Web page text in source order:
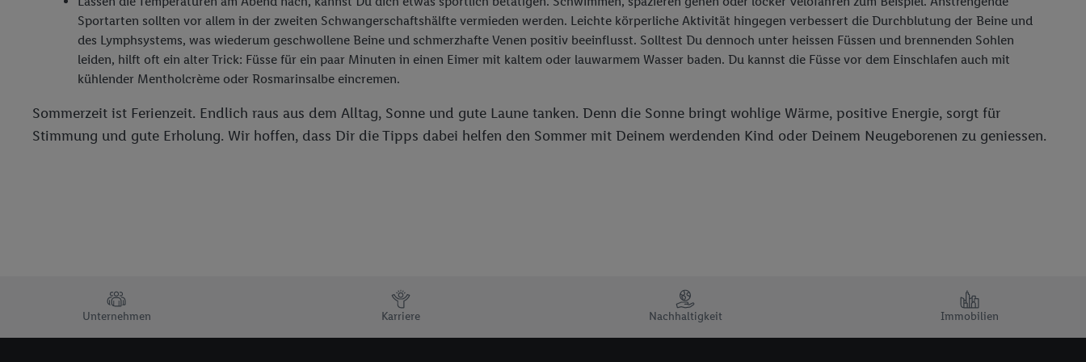
Sportarten sollten vor allem in der zweiten Schwangerschaftshälfte vermieden werden. Leichte körperliche Aktivität hingegen verbessert die Durchblutung der Beine und
des Lymphsystems, was wiederum geschwollene Beine und schmerzhafte Venen positiv beeinflusst. Solltest Du dennoch unter heissen Füssen und brennenden Sohlen
leiden, hilft oft ein alter Trick: Füsse für ein paar Minuten in einen Eimer mit kaltem oder lauwarmem Wasser baden. Du kannst die Füsse vor dem Einschlafen auch mit
kühlender Mentholcrème oder Rosmarinsalbe eincremen.
Sommerzeit ist Ferienzeit. Endlich raus aus dem Alltag, Sonne und gute Laune tanken. Denn die Sonne bringt wohlige Wärme, positive Energie, sorgt für
Stimmung und gute Erholung. Wir hoffen, dass Dir die Tipps dabei helfen den Sommer mit Deinem werdenden Kind oder Deinem Neugeborenen zu geniessen.
Unternehmen Karriere Nachhaltigkeit Immobilien